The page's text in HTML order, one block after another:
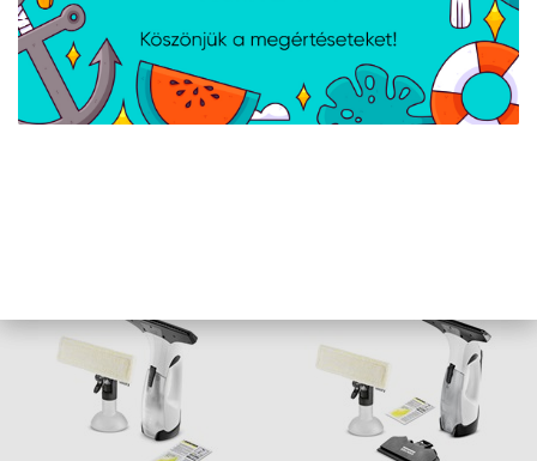
Cikkszám:
Szennyvíztartály kapacitása: 150ml, Üzemidő: 100 min, Akkumulátor
feltöltési ideje: 170 min, Akkumulátor típusa: Lítium-ion, Tisztítási
teljesítmény akkumulátortöltésenként: Kb. 300 m2 = 100 ablak